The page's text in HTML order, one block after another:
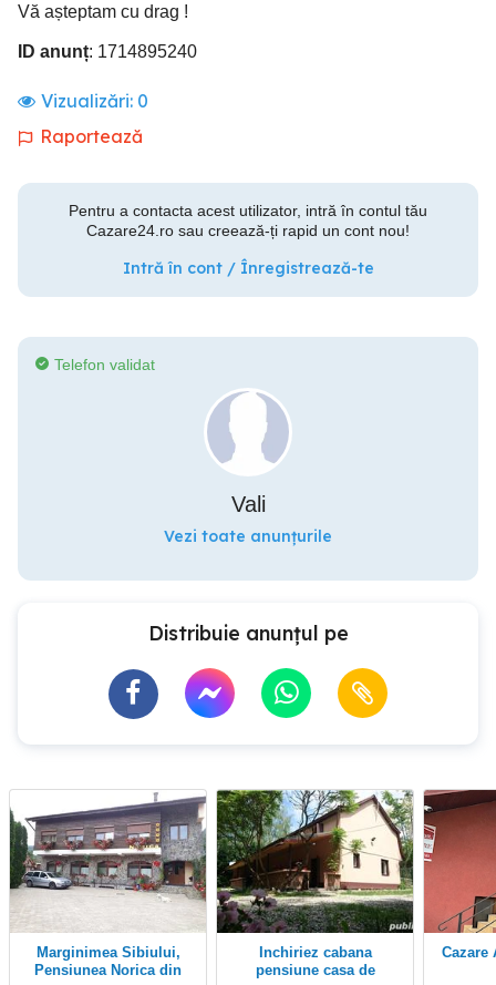
Vă așteptam cu drag !
ID anunț: 1714895240
Vizualizări: 0
Raportează
Pentru a contacta acest utilizator, intră în contul tău
Cazare24.ro sau creează-ți rapid un cont nou!
Intră în cont / Înregistrează-te
Telefon validat
Vali
Vezi toate anunțurile
Distribuie anunțul pe
Marginimea Sibiului,
Pensiunea Norica din
pensiune casa de